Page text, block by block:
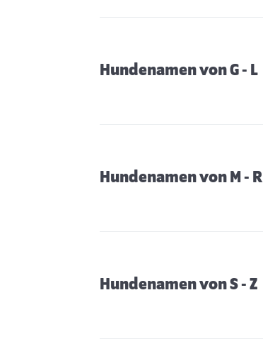
Hundenamen von G - L
Hundenamen von M - R
Hundenamen von S - Z